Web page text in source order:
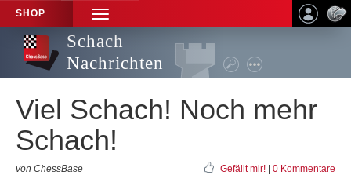
SHOP
TOGGLE
NAVIGATION
Schach
Nachrichten
Viel Schach! Noch mehr
Schach!
von ChessBase Gefällt mir! 0 Kommentare